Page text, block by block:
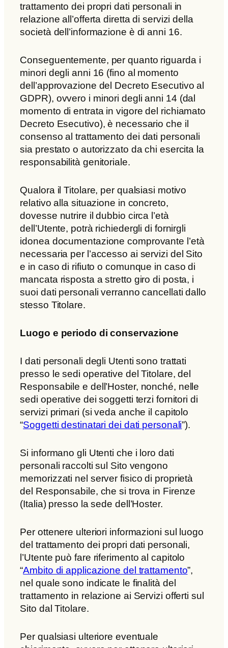
trattamento dei propri dati personali in
relazione all’offerta diretta di servizi della
società dell’informazione è di anni 16.
Conseguentemente, per quanto riguarda i
minori degli anni 16 (fino al momento
dell’approvazione del Decreto Esecutivo al
GDPR), ovvero i minori degli anni 14 (dal
momento di entrata in vigore del richiamato
Decreto Esecutivo), è necessario che il
consenso al trattamento dei dati personali
sia prestato o autorizzato da chi esercita la
responsabilità genitoriale.
Qualora il Titolare, per qualsiasi motivo
relativo alla situazione in concreto,
dovesse nutrire il dubbio circa l’età
dell’Utente, potrà richiedergli di fornirgli
idonea documentazione comprovante l’età
necessaria per l’accesso ai servizi del Sito
e in caso di rifiuto o comunque in caso di
mancata risposta a stretto giro di posta, i
suoi dati personali verranno cancellati dallo
stesso Titolare.
Luogo e periodo di conservazione
I dati personali degli Utenti sono trattati
presso le sedi operative del Titolare, del
Responsabile e dell’Hoster, nonché, nelle
sedi operative dei soggetti terzi fornitori di
servizi primari (si veda anche il capitolo
“Soggetti destinatari dei dati personali”).
Si informano gli Utenti che i loro dati
personali raccolti sul Sito vengono
memorizzati nel server fisico di proprietà
del Responsabile, che si trova in Firenze
(Italia) presso la sede dell’Hoster.
Per ottenere ulteriori informazioni sul luogo
del trattamento dei propri dati personali,
l’Utente può fare riferimento al capitolo
“Ambito di applicazione del trattamento”,
nel quale sono indicate le finalità del
trattamento in relazione ai Servizi offerti sul
Sito dal Titolare.
Per qualsiasi ulteriore eventuale